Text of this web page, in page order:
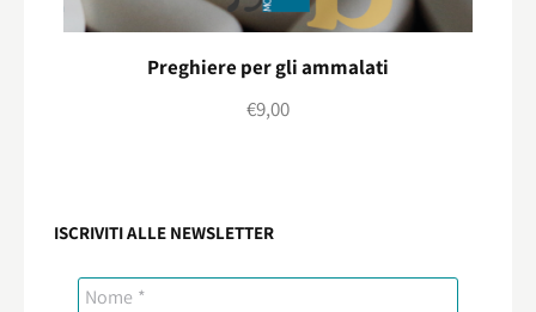
Preghiere per gli ammalati
€9,00
ISCRIVITI ALLE NEWSLETTER